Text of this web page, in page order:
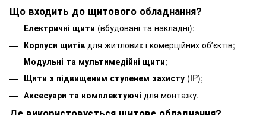
Що входить до щитового обладнання?
Електричні щити (вбудовані та накладні);
Корпуси щитів для житлових і комерційних обʼєктів;
Модульні та мультимедійні щити;
Щити з підвищеним ступенем захисту (IP);
Аксесуари та комплектуючі для монтажу.